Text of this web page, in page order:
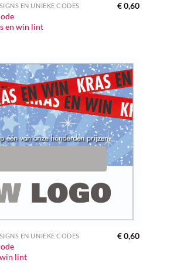
EN UNIEKE CODES
en win lint
€0,60
EN UNIEKE CODES
lint
€0,60